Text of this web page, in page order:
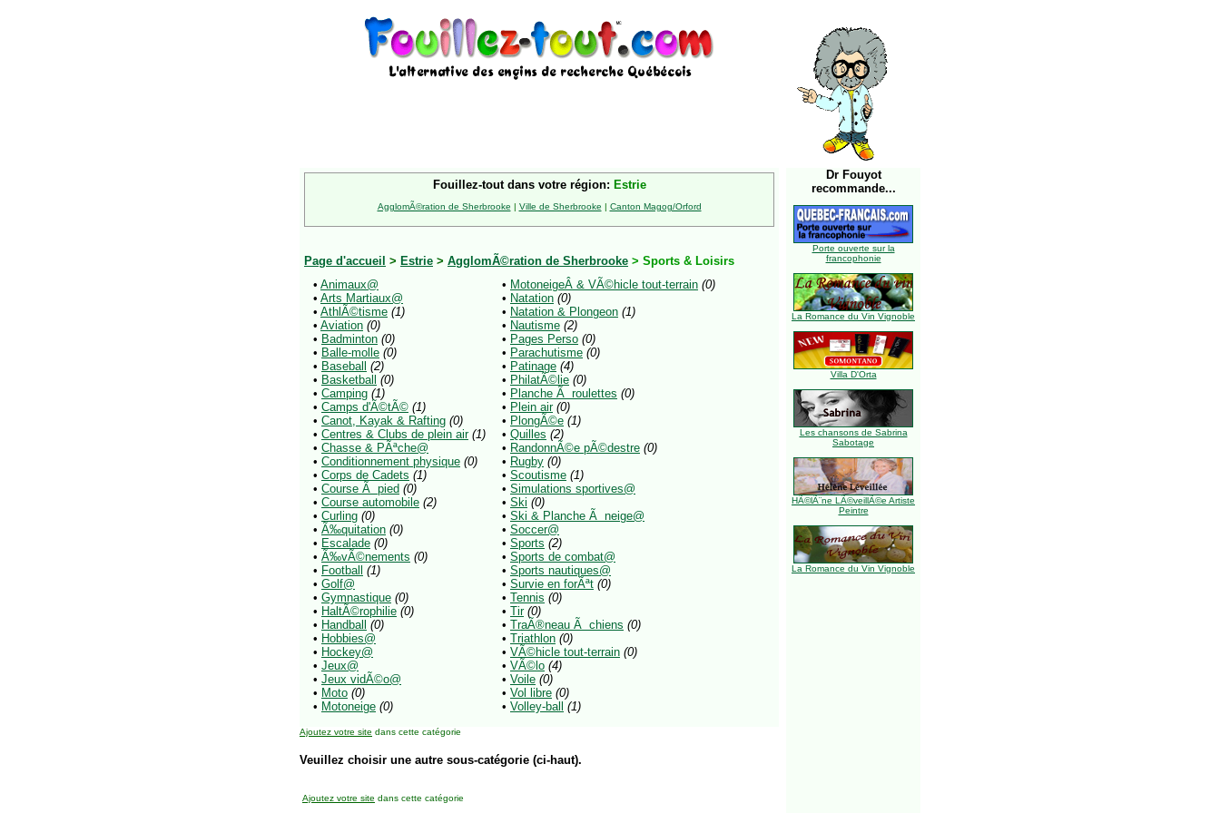
Fouillez-tout dans votre région: Estrie
AgglomÃ©ration de Sherbrooke | Ville de Sherbrooke | Canton Magog/Orford
Page d'accueil > Estrie > AgglomÃ©ration de Sherbrooke > Sports & Loisirs
• Animaux@
• Arts Martiaux@
• AthlÃ©tisme (1)
• Aviation (0)
• Badminton (0)
• Balle-molle (0)
• Baseball (2)
• Basketball (0)
• Camping (1)
• Camps d'Ã©tÃ© (1)
• Canot, Kayak & Rafting (0)
• Centres & Clubs de plein air (1)
• Chasse & PÃªche@
• Conditionnement physique (0)
• Corps de Cadets (1)
• Course Ã pied (0)
• Course automobile (2)
• Curling (0)
• Ã‰quitation (0)
• Escalade (0)
• Ã‰vÃ©nements (0)
• Football (1)
• Golf@
• Gymnastique (0)
• HaltÃ©rophilie (0)
• Handball (0)
• Hobbies@
• Hockey@
• Jeux@
• Jeux vidÃ©o@
• Moto (0)
• Motoneige (0)
• MotoneigeÂ & VÃ©hicle tout-terrain (0)
• Natation (0)
• Natation & Plongeon (1)
• Nautisme (2)
• Pages Perso (0)
• Parachutisme (0)
• Patinage (4)
• PhilatÃ©lie (0)
• Planche Ã roulettes (0)
• Plein air (0)
• PlongÃ©e (1)
• Quilles (2)
• RandonnÃ©e pÃ©destre (0)
• Rugby (0)
• Scoutisme (1)
• Simulations sportives@
• Ski (0)
• Ski & Planche Ã neige@
• Soccer@
• Sports (2)
• Sports de combat@
• Sports nautiques@
• Survie en forÃªt (0)
• Tennis (0)
• Tir (0)
• TraÃ®neau Ã chiens (0)
• Triathlon (0)
• VÃ©hicle tout-terrain (0)
• VÃ©lo (4)
• Voile (0)
• Vol libre (0)
• Volley-ball (1)
Ajoutez votre site dans cette catégorie
Veuillez choisir une autre sous-catégorie (ci-haut).
Dr Fouyot
recommande...
Porte ouverte sur la
francophonie
La Romance du Vin Vignoble
Villa D'Orta
Les chansons de Sabrina
Sabotage
HÃ©lÃ¨ne LÃ©veillÃ©e Artiste
Peintre
La Romance du Vin Vignoble
Ajoutez votre site dans cette catégorie